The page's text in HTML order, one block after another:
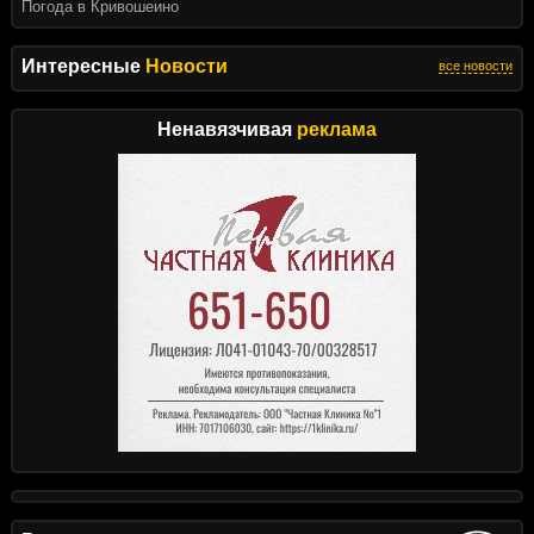
Интересные Новости все новости
Ненавязчивая реклама
Погода в Кривошеино